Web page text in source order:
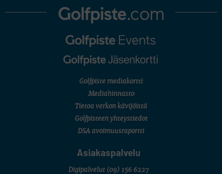
Golfpiste mediakortti
Mediahinnasto
Tietoa verkon kävijöistä
Golfpisteen yhteystiedot
DSA avoimuusraportti
Asiakaspalvelu
Digipalvelut (09) 156 6227